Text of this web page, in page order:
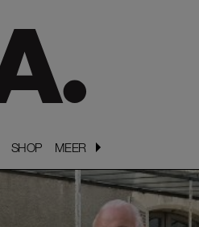
SHOP
SHOP MEER
MEER